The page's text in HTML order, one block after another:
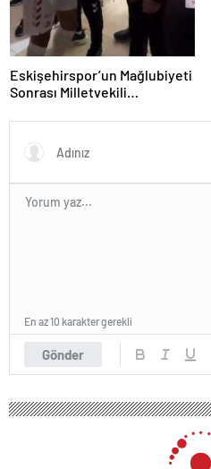
Eskişehirspor’un Mağlubiyeti
Sonrası Milletvekili
Gönder
En az 10 karakter gerekli